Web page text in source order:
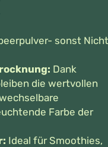
sonst
Dank
die wertvollen
Farbe der
Ideal für Smoothies,